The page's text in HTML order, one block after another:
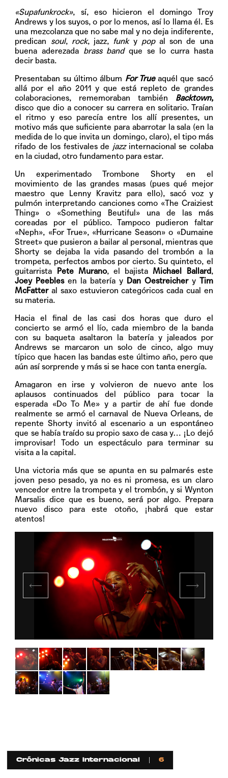
«Supafunkrock», sí, eso hicieron el domingo Troy
Andrews y los suyos, o por lo menos, así lo llama él. Es
una mezcolanza que no sabe mal y no deja indiferente,
predican soul, rock, jazz, funky popal son de una
buena aderezada brass bandque se lo curra hasta
decir basta.
Presentaban su último álbum For Trueaquél que sacó
allá por el año 2011 y que está repleto de grandes
colaboraciones, rememoraban también Backtown,
disco que dio a conocer su carrera en solitario. Traían
el ritmo y eso parecía entre los allí presentes, un
motivo más que suficiente para abarrotar la sala (en la
medida de lo que invita un domingo, claro), el tipo más
rifado de los festivales de jazzinternacional se colaba
en la ciudad, otro fundamento para estar.
Un experimentado Trombone Shorty en el
movimiento de las grandes masas (pues qué mejor
maestro que Lenny Kravitz para ello), sacó voz y
pulmón interpretando canciones como «The Craiziest
Thing» o «Something Beutiful» una de las más
coreadas por el público. Tampoco pudieron faltar
«Neph», «For True», «Hurricane Season» o «Dumaine
Street» que pusieron a bailar al personal, mientras que
Shorty se dejaba la vida pasando del trombón a la
trompeta, perfectos ambos por cierto. Su quinteto, el
guitarrista
Pete Murano, el bajistaMichael Ballard,
Joey Peeblesen la batería y Dan Oestreichery Tim
McFatteral saxo estuvieron categóricos cada cual en
su materia.
Hacia el final de las casi dos horas que duro el
concierto se armó el lío, cada miembro de la banda
con su baqueta asaltaron la batería y jaleados por
Andrews se marcaron un solo de cinco, algo muy
típico que hacen las bandas este último año, pero que
aún así sorprende y más si se hace con tanta energía.
Amagaron en irse y volvieron de nuevo ante los
aplausos continuados del público para tocar la
esperada «Do To Me» y a partir de ahí fue donde
realmente se armó el carnaval de Nueva Orleans, de
repente Shorty invitó al escenario a un espontáneo
que se había traído su propio saxo de casa y… ¡Lo dejó
improvisar! Todo un espectáculo para terminar su
visita a la capital.
Una victoria más que se apunta en su palmarés este
joven peso pesado, ya no es ni promesa, es un claro
vencedor entre la trompeta y el trombón, y si Wynton
Marsalis dice que es bueno, será por algo. Prepara
nuevo disco para este otoño, ¡habrá que estar
atentos!
Crónicas Jazz Internacional 6